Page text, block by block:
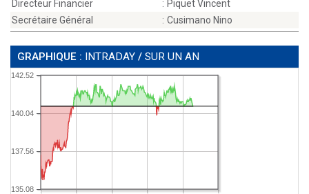
Directeur Financier : Piquet Vincent
Secrétaire Général
: Cusimano Nino
GRAPHIQUE : INTRADAY / SUR UN AN
135.08
137.56
140.04
142.52